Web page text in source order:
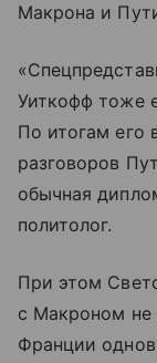
Макрона и
Уиткофф тоже
По итогам его
разговоров
обычная
политолог.
При этом
с Макроном не
Франции